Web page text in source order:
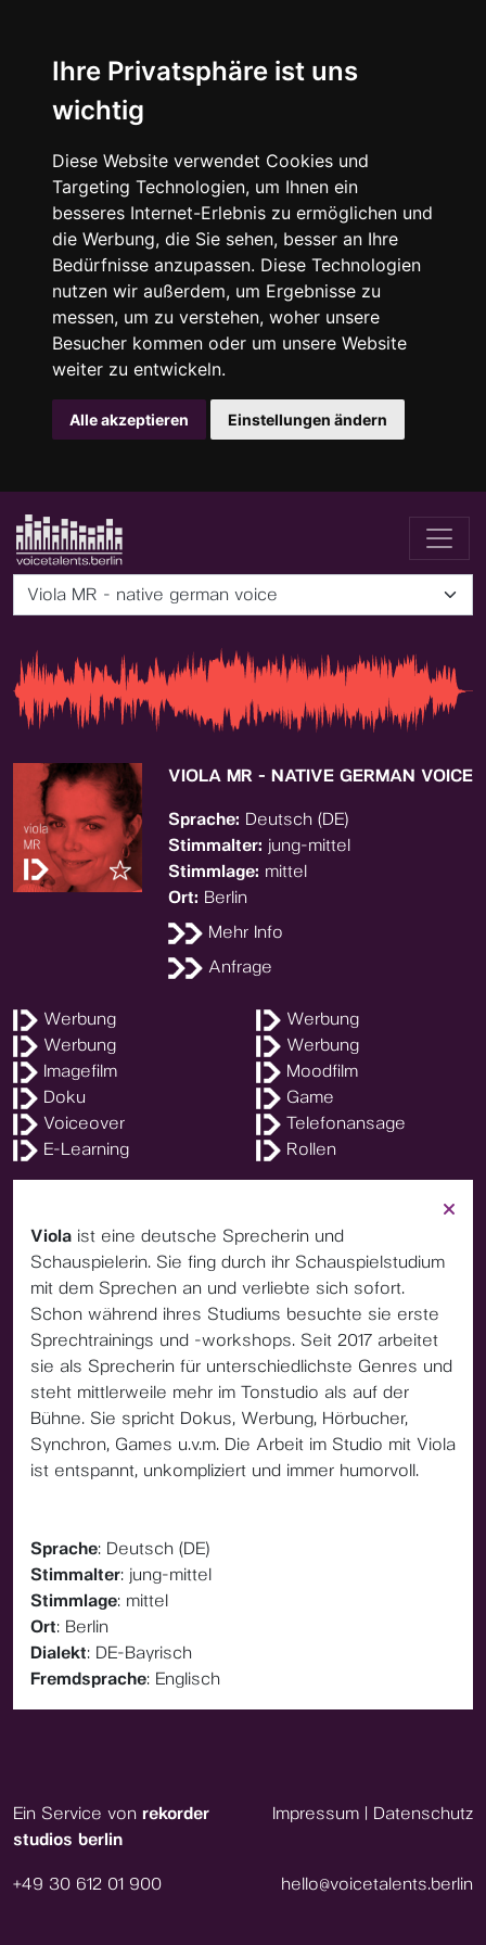
Ihre Privatsphäre ist uns
wichtig
Diese Website verwendet Cookies und
Targeting Technologien, um Ihnen ein
besseres Internet-Erlebnis zu ermöglichen und
die Werbung, die Sie sehen, besser an Ihre
Bedürfnisse anzupassen. Diese Technologien
nutzen wir außerdem, um Ergebnisse zu
messen, um zu verstehen, woher unsere
Besucher kommen oder um unsere Website
weiter zu entwickeln.
Alle akzeptieren Einstellungen ändern
Viola MR - native german voice
Viola ist eine deutsche Sprecherin und
Schauspielerin. Sie fing durch ihr Schauspielstudium
mit dem Sprechen an und verliebte sich sofort.
Schon während ihres Studiums besuchte sie erste
Sprechtrainings und -workshops. Seit 2017 arbeitet
sie als Sprecherin für unterschiedlichste Genres und
steht mittlerweile mehr im Tonstudio als auf der
Bühne. Sie spricht Dokus, Werbung, Hörbucher,
Synchron, Games u.v.m. Die Arbeit im Studio mit Viola
ist entspannt, unkompliziert und immer humorvoll.
Sprache: Deutsch (DE)
Stimmalter: jung-mittel
Stimmlage: mittel
Ort: Berlin
Dialekt: DE-Bayrisch
Fremdsprache: Englisch
VIOLA MR - NATIVE GERMAN VOICE
Sprache: Deutsch (DE)
Stimmalter: jung-mittel
Stimmlage: mittel
Ort: Berlin
Mehr Info
Anfrage
Werbung
Werbung
Werbung
Werbung
Imagefilm
Moodfilm
Doku
Game
Voiceover
Telefonansage
E-Learning
Rollen
Ein Service von rekorder
studios berlin
Impressum | Datenschutz
+49 30 612 01 900 hello@voicetalents.berlin